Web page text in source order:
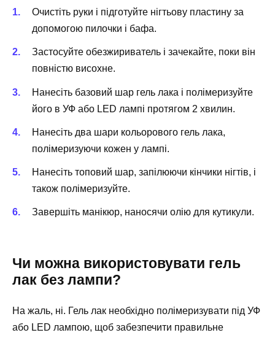
Очистіть руки і підготуйте нігтьову пластину за
допомогою пилочки і бафа.
Застосуйте обезжириватель і зачекайте, поки він
повністю висохне.
Нанесіть базовий шар гель лака і полімеризуйте
його в УФ або LED лампі протягом 2 хвилин.
Нанесіть два шари кольорового гель лака,
полімеризуючи кожен у лампі.
Нанесіть топовий шар, запілюючи кінчики нігтів, і
також полімеризуйте.
Завершіть манікюр, наносячи олію для кутикули.
Чи можна використовувати гель
лак без лампи?
На жаль, ні. Гель лак необхідно полімеризувати під УФ
або LED лампою, щоб забезпечити правильне